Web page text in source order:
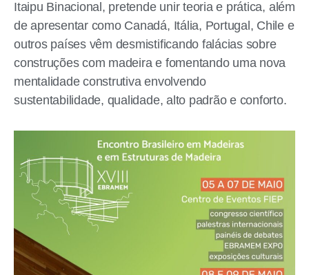
Itaipu Binacional, pretende unir teoria e prática, além
de apresentar como Canadá, Itália, Portugal, Chile e
outros países vêm desmistificando falácias sobre
construções com madeira e fomentando uma nova
mentalidade construtiva envolvendo
sustentabilidade, qualidade, alto padrão e conforto.